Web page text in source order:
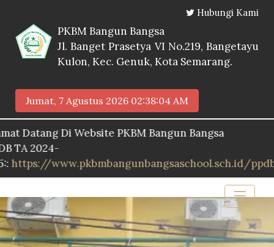
Hubungi Kami
PKBM Bangun Bangsa
Jl. Banget Prasetya VI No.219, Bangetayu
Kulon, Kec. Genuk, Kota Semarang.
Jumat, 7 Agustus 2026 02:38:05 AM
Di Website PKBM Bangun Bangsa
www.pkbmbangunbangsaschool.sch.id/ppdb